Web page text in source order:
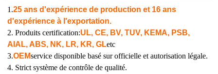
1.25 ans d'expérience de production et 16 ans
d'expérience à l'exportation.
2. Produits certification:UL, CE, BV, TUV, KEMA, PSB,
AIAL, ABS, NK, LR, KR, GLetc
3.OEMservice disponible basé sur officielle et autorisation légale.
4. Strict système de contrôle de qualité.